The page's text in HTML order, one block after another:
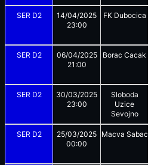
SER D2
14/04/2025
23:00
FK Dubocica
SER D2
06/04/2025
21:00
Borac Cacak
SER D2
30/03/2025
23:00
Sloboda
Uzice
Sevojno
SER D2
25/03/2025
00:00
Macva Sabac